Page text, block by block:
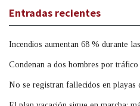
Entradas recientes
Incendios aumentan 68 % durante
Condenan a dos hombres por
No se registran fallecidos en playas